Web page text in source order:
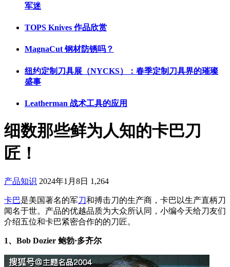
军迷
TOPS Knives 作品欣赏
MagnaCut 钢材防锈吗？
纽约定制刀具展（NYCKS）：春季定制刀具界的璀璨
盛事
Leatherman 战术工具的应用
细数那些鲜为人知的卡巴刀
匠！
产品知识 2024年1月8日 1,264
卡巴是美国著名的军刀和搏击刀的生产商，卡巴以生产直柄刀
闻名于世。产品的优越品质为大众所认同，小编今天给刀友们
介绍五位和卡巴紧密合作的的刀匠。
1、Bob Dozier 鲍勃·多齐尔